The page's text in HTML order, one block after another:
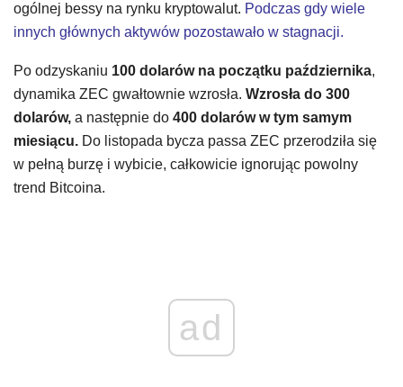
ogólnej bessy na rynku kryptowalut. Podczas gdy wiele
innych głównych aktywów pozostawało w stagnacji.
Po odzyskaniu 100 dolarów na początku października,
dynamika ZEC gwałtownie wzrosła. Wzrosła do 300
dolarów, a następnie do 400 dolarów w tym samym
miesiącu. Do listopada bycza passa ZEC przerodziła się
w pełną burzę i wybicie, całkowicie ignorując powolny
trend Bitcoina.
ad